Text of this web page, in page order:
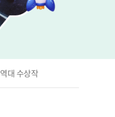
역대 수상작